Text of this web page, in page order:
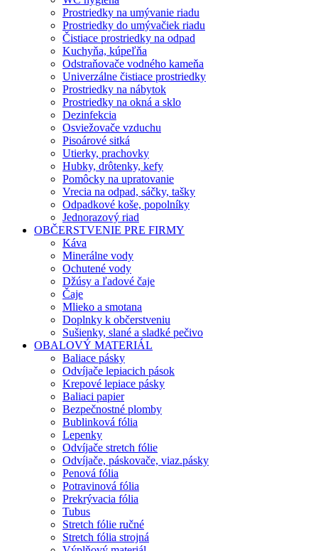
Prostriedky na umývanie riadu
Prostriedky do umývačiek riadu
Čistiace prostriedky na odpad
Kuchyňa, kúpeľňa
Odstraňovače vodného kameňa
Univerzálne čistiace prostriedky
Prostriedky na nábytok
Prostriedky na okná a sklo
Dezinfekcia
Osviežovače vzduchu
Pisoárové sitká
Utierky, prachovky
Hubky, drôtenky, kefy
Pomôcky na upratovanie
Vrecia na odpad, sáčky, tašky
Odpadkové koše, popolníky
Jednorazový riad
OBČERSTVENIE PRE FIRMY
Káva
Minerálne vody
Ochutené vody
Džúsy a ľadové čaje
Čaje
Mlieko a smotana
Doplnky k občerstveniu
Sušienky, slané a sladké pečivo
OBALOVÝ MATERIÁL
Baliace pásky
Odvíjače lepiacich pások
Krepové lepiace pásky
Baliaci papier
Bezpečnostné plomby
Bublinková fólia
Lepenky
Odvíjače stretch fólie
Odvíjače, páskovače, viaz.pásky
Penová fólia
Potravinová fólia
Prekrývacia fólia
Tubus
Stretch fólie ručné
Stretch fólia strojná